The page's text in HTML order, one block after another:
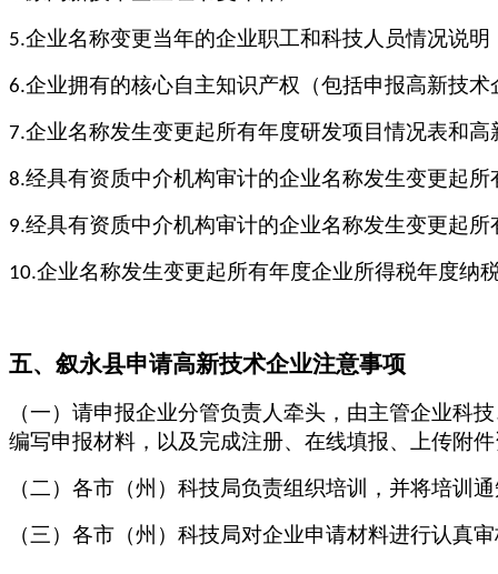
5.企业名称变更当年的企业职工和科技人员情况说
6.企业拥有的核心自主知识产权（包括申报高新技
7.企业名称发生变更起所有年度研发项目情况表和
8.经具有资质中介机构审计的企业名称发生变更起
9.经具有资质中介机构审计的企业名称发生变更起
10.企业名称发生变更起所有年度企业所得税年度纳
五、 叙永县申请高新技术企业注意事项
（一）请申报企业分管负责人牵头，由主管企业科
编写申报材料，以及完成注册、在线填报、上传附
（二）各市（州）科技局负责组织培训，并将培训
（三）各市（州）科技局对企业申请材料进行认真